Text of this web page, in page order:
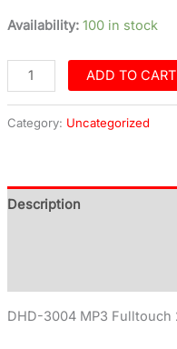
Availability: 100 in stock
ADD TO CART
Category: Uncategorized
Description
DHD-3004 MP3 Fulltouch